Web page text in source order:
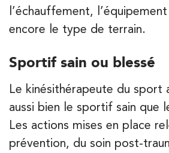
l’échauffement,
encore le type de terrain.
Sportif sain ou blessé
Le kinésithérapeute du sport
aussi bien le sportif sain que
Les actions mises en place
prévention, du soin post-
PRENEZ RDV SUR
PRENEZ RDV SUR
Koss Paris 8 – Haussmann
74 Bd Haussmann 75008
74 Bd Haussmann 75008
01 44 71 93 74